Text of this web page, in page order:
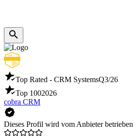
Top Rated - CRM SystemsQ3/26
Top 1002026
cobra CRM
Dieses Profil wird vom Anbieter betrieben